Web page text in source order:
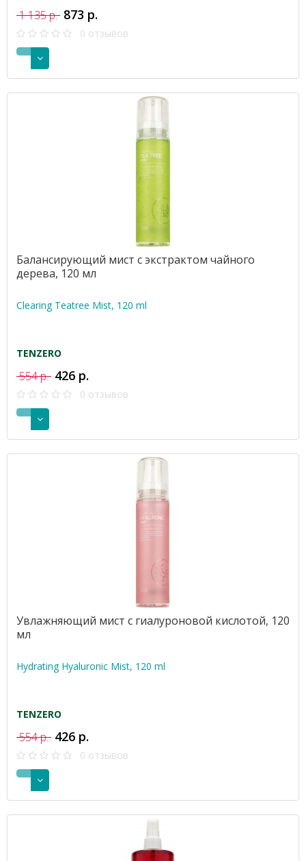
1 135 р. 873 р.
0 отзывов
Балансирующий мист с экстрактом чайного
дерева, 120 мл
Clearing Teatree Mist, 120 ml
TENZERO
554 р. 426 р.
0 отзывов
Увлажняющий мист с гиалуроновой кислотой, 120
мл
Hydrating Hyaluronic Mist, 120 ml
TENZERO
554 р. 426 р.
0 отзывов